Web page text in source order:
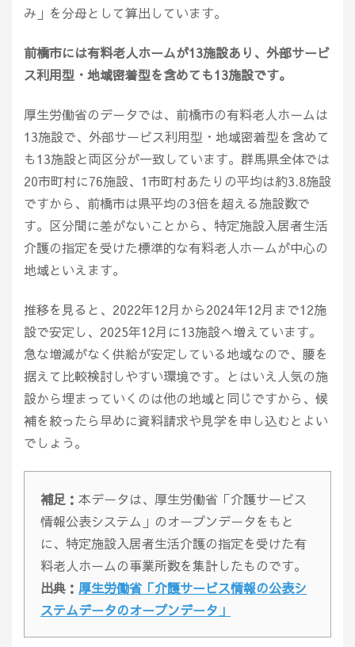
み」を分母として算出しています。
前橋市には有料老人ホームが13施設あり、外部サービ
ス利用型・地域密着型を含めても13施設です。
厚生労働省のデータでは、前橋市の有料老人ホームは
13施設で、外部サービス利用型・地域密着型を含めて
も13施設と両区分が一致しています。群馬県全体では
20市町村に76施設、1市町村あたりの平均は約3.8施設
ですから、前橋市は県平均の3倍を超える施設数で
す。区分間に差がないことから、特定施設入居者生活
介護の指定を受けた標準的な有料老人ホームが中心の
地域といえます。
推移を見ると、2022年12月から2024年12月まで12施
設で安定し、2025年12月に13施設へ増えています。
急な増減がなく供給が安定している地域なので、腰を
据えて比較検討しやすい環境です。とはいえ人気の施
設から埋まっていくのは他の地域と同じですから、候
補を絞ったら早めに資料請求や見学を申し込むとよい
でしょう。
補足： 本データは、厚生労働省「介護サービス
情報公表システム」のオープンデータをもと
に、特定施設入居者生活介護の指定を受けた有
料老人ホームの事業所数を集計したものです。
出典： 厚生労働省「介護サービス情報の公表シ
ステムデータのオープンデータ」